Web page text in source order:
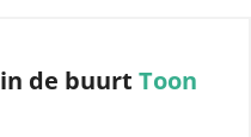
in de buurt Toon